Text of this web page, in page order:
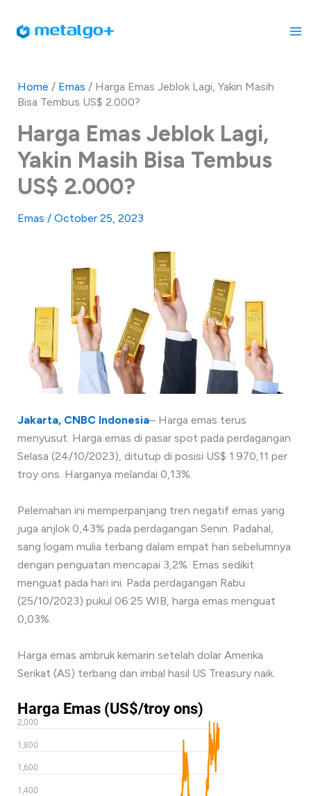
Home / Emas / Harga Emas Jeblok Lagi, Yakin Masih
Bisa Tembus US$ 2.000?
Harga Emas Jeblok Lagi,
Yakin Masih Bisa Tembus
US$ 2.000?
Emas / October 25, 2023
Jakarta, CNBC Indonesia– Harga emas terus
menyusut. Harga emas di pasar spot pada perdagangan
Selasa (24/10/2023), ditutup di posisi US$ 1.970,11 per
troy ons. Harganya melandai 0,13%.
Pelemahan ini memperpanjang tren negatif emas yang
juga anjlok 0,43% pada perdagangan Senin. Padahal,
sang logam mulia terbang dalam empat hari sebelumnya
dengan penguatan mencapai 3,2%. Emas sedikit
menguat pada hari ini. Pada perdagangan Rabu
(25/10/2023) pukul 06:25 WIB, harga emas menguat
0,03%.
Harga emas ambruk kemarin setelah dolar Amerika
Serikat (AS) terbang dan imbal hasil US Treasury naik.